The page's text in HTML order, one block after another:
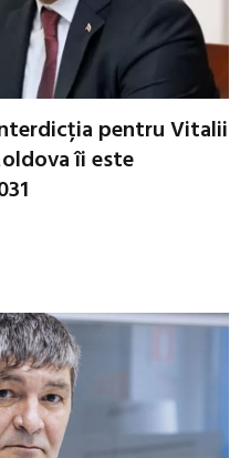
pentru Vitalii
îi este